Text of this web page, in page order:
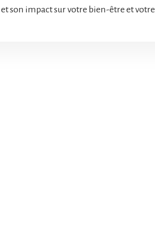
son impact sur votre bien-être et votre